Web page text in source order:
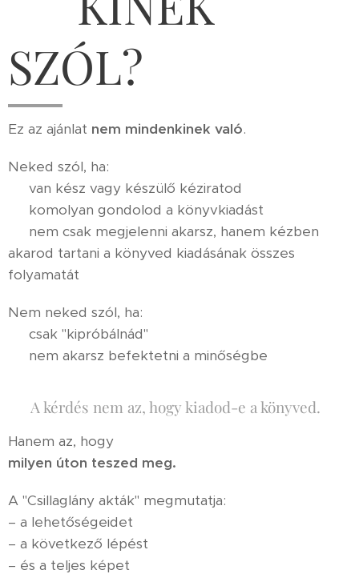
SZÓL?
Ez az ajánlat nem mindenkinek való.
Neked szól, ha:
✔️ van kész vagy készülő kéziratod
✔️ komolyan gondolod a könyvkiadást
✔️ nem csak megjelenni akarsz, hanem kézben
akarod tartani a könyved kiadásának összes
folyamatát
Nem neked szól, ha:
✖️ csak "kipróbálnád"
✖️ nem akarsz befektetni a minőségbe
📁 A kérdés nem az, hogy kiadod-e a könyved.
Hanem az, hogy
milyen úton teszed meg.
A "Csillaglány akták" megmutatja:
– a lehetőségeidet
– a következő lépést
– és a teljes képet